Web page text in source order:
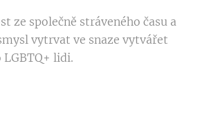
ze společně stráveného času a
vytrvat ve snaze vytvářet
lidi. 💒